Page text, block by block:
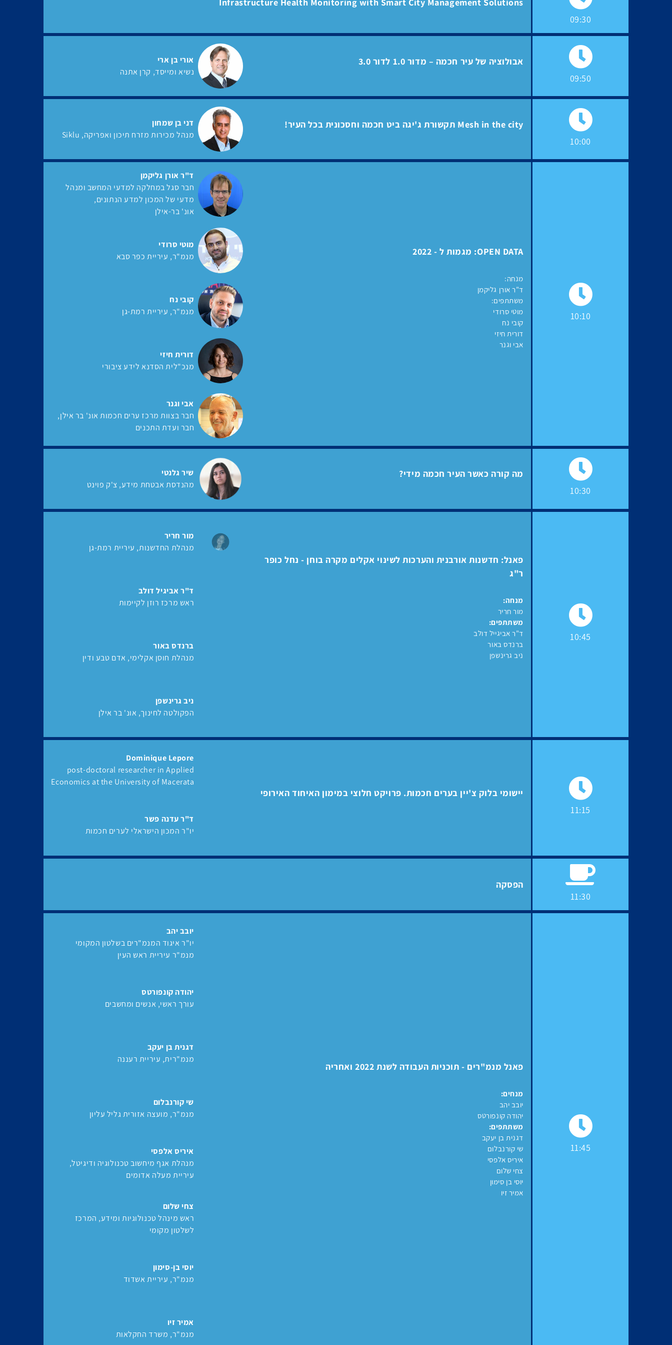
09:30
Infrastructure Health Monitoring with Smart City Management Solutions
09:50
אבולוציה של עיר חכמה – מדור 1.0 לדור 3.0 אורי בן ארי
נשיא ומייסד קרן אתנה
10:00
Mesh in the city תקשורת ג'יגה ביט חכמה וחסכונית בכל העיר! דני בן שמחון
מנהל מכירות מזרח תיכון ואפריקה Siklu
10:10
OPEN DATA: מגמות ל - 2022
מנחה:
ד"ר אורן גליקמן
משתתפים:
מוטי סרודי
קובי נח
דורית חיזי
אבי וגנר
ד"ר אורן גליקמן
חבר סגל במחלקה למדעי המחשב ומנהל
מדעי של המכון למדע הנתונים
אונ' בר-אילן
מוטי סרודי
מנמ"ר עיריית כפר סבא
קובי נח
מנמ"ר עיריית רמת-גן
דורית חיזי
מנכ"לית הסדנא לידע ציבורי
אבי וגנר
חבר בצוות מרכז ערים חכמות אונ' בר אילן
חבר ועדת התכנים
10:30
מה קורה כאשר העיר חכמה מידי? שיר גלנטי
מהנדסת אבטחת מידע צ'ק פוינט
10:45
פאנל: חדשנות אורבנית והערכות לשינוי אקלים מקרה בוחן - נחל כופר
ר"ג
מנחה:
מור חריר
משתתפים:
ד"ר אביגייל דולב
ברנדס באור
ניב גרינשפן
מור חריר
מנהלת החדשנות עיריית רמת-גן
ד"ר אביגיל דולב
ראש מרכז רוזן לקיימות
ברנדס באור
מנהלת חוסן אקלימי אדם טבע ודין
ניב גרינשפן
הפקולטה לחינוך, אונ' בר אילן
11:15
יישומי בלוק צ'יין בערים חכמות. פרויקט חלוצי במימון האיחוד האירופי
Dominique Lepore
post-doctoral researcher in Applied
Economics at the University of Macerata
ד"ר עדנה פשר
יו"ר המכון הישראלי לערים חכמות
11:30
הפסקה
11:45
פאנל מנמ"רים - תוכניות העבודה לשנת 2022 ואחריה
מנחים:
יובב יהב
יהודה קונפורטס
משתתפים:
דגנית בן יעקב
שי קורנבלום
איריס אלפסי
צחי שלום
יוסי בן סימון
אמיר זיו
יובב יהב
יו"ר איגוד המנמ"רים בשלטון המקומי
מנמ"ר עיריית ראש העין
יהודה קונפורטס
עורך ראשי אנשים ומחשבים
דגנית בן יעקב
מנמ"רית עיריית רעננה
שי קורנבלום
מנמ"ר מועצה אזורית גליל עליון
איריס אלפסי
מנהלת אגף מיחשוב טכנולוגיה ודיגיטל
עיריית מעלה אדומים
צחי שלום
ראש מינהל טכנולוגיות ומידע המרכז
לשלטון מקומי
יוסי בן-סימון
מנמ"ר עיריית אשדוד
אמיר זיו
מנמ"ר משרד החקלאות